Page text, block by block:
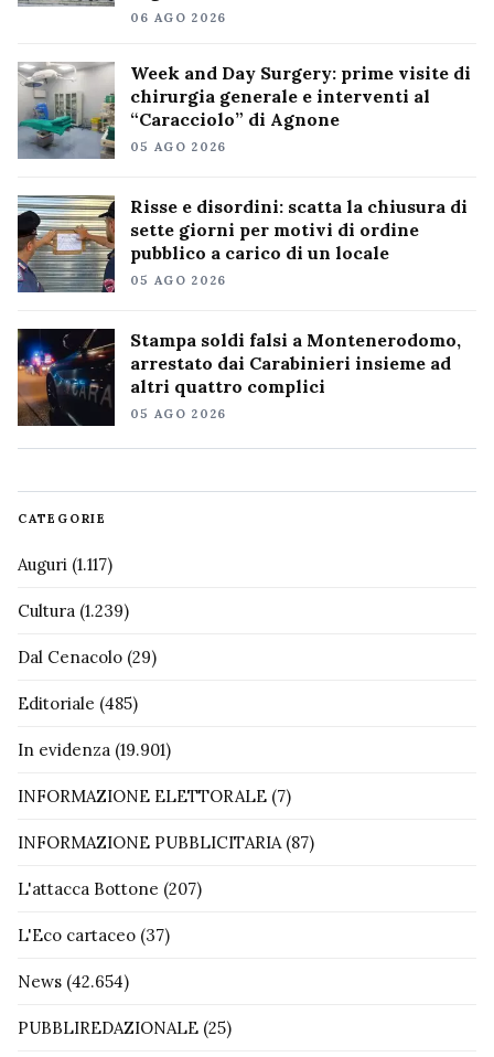
06 AGO 2026
Week and Day Surgery: prime visite di
chirurgia generale e interventi al
“Caracciolo” di Agnone
05 AGO 2026
Risse e disordini: scatta la chiusura di
sette giorni per motivi di ordine
pubblico a carico di un locale
05 AGO 2026
Stampa soldi falsi a Montenerodomo,
arrestato dai Carabinieri insieme ad
altri quattro complici
05 AGO 2026
CATEGORIE
Auguri (1.117)
Cultura (1.239)
Dal Cenacolo (29)
Editoriale (485)
In evidenza (19.901)
INFORMAZIONE ELETTORALE (7)
INFORMAZIONE PUBBLICITARIA(87)
L'attacca Bottone (207)
L'Eco cartaceo (37)
News (42.654)
PUBBLIREDAZIONALE (25)